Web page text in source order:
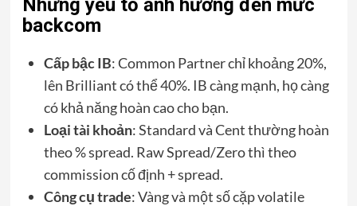
Những yếu tố ảnh hưởng đến mức
backcom
Cấp bậc IB: Common Partner chỉ khoảng 20%,
lên Brilliant có thể 40%. IB càng mạnh, họ càng
có khả năng hoàn cao cho bạn.
Loại tài khoản: Standard và Cent thường hoàn
theo % spread. Raw Spread/Zero thì theo
commission cố định + spread.
Công cụ trade: Vàng và một số cặp volatile